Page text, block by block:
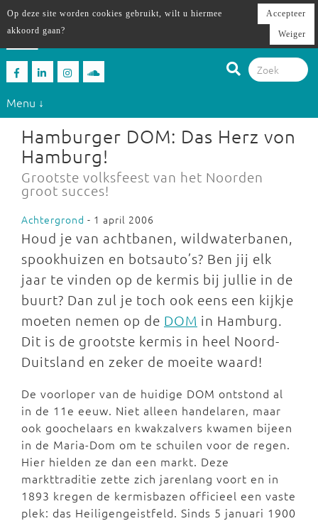
Menu ↓
Hamburger DOM: Das Herz von
Hamburg!
Grootste volksfeest van het Noorden
groot succes!
Achtergrond - 1 april 2006
Houd je van achtbanen, wildwaterbanen,
spookhuizen en botsauto’s? Ben jij elk
jaar te vinden op de kermis bij jullie in de
buurt? Dan zul je toch ook eens een kijkje
moeten nemen op de DOM in Hamburg.
Dit is de grootste kermis in heel Noord-
Duitsland en zeker de moeite waard!
De voorloper van de huidige DOM ontstond al
in de 11e eeuw. Niet alleen handelaren, maar
ook goochelaars en kwakzalvers kwamen bijeen
in de Maria-Dom om te schuilen voor de regen.
Hier hielden ze dan een markt. Deze
markttraditie zette zich jarenlang voort en in
1893 kregen de kermisbazen officieel een vaste
plek: das Heiligengeistfeld. Sinds 5 januari 1900
Op deze site worden cookies gebruikt, wilt u hiermee
akkoord gaan?
Accepteer
Weiger